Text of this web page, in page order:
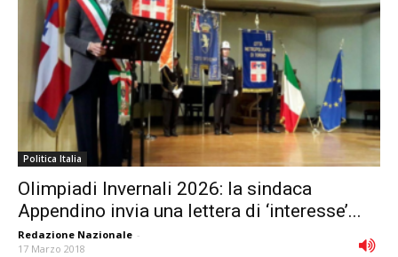
Politica Italia
Olimpiadi Invernali 2026: la sindaca
Appendino invia una lettera di ‘interesse’...
Redazione Nazionale -
17 Marzo 2018